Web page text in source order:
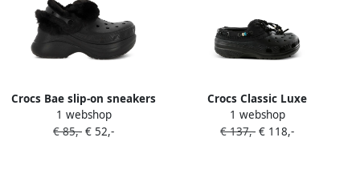
Crocs Bae slip-on sneakers
plateauzool en textuur
Zwart
1 webshop
€ 85,- € 52,-
Crocs Classic Luxe
bootschoenen met kralen
Zwart
1 webshop
€ 137,- € 118,-